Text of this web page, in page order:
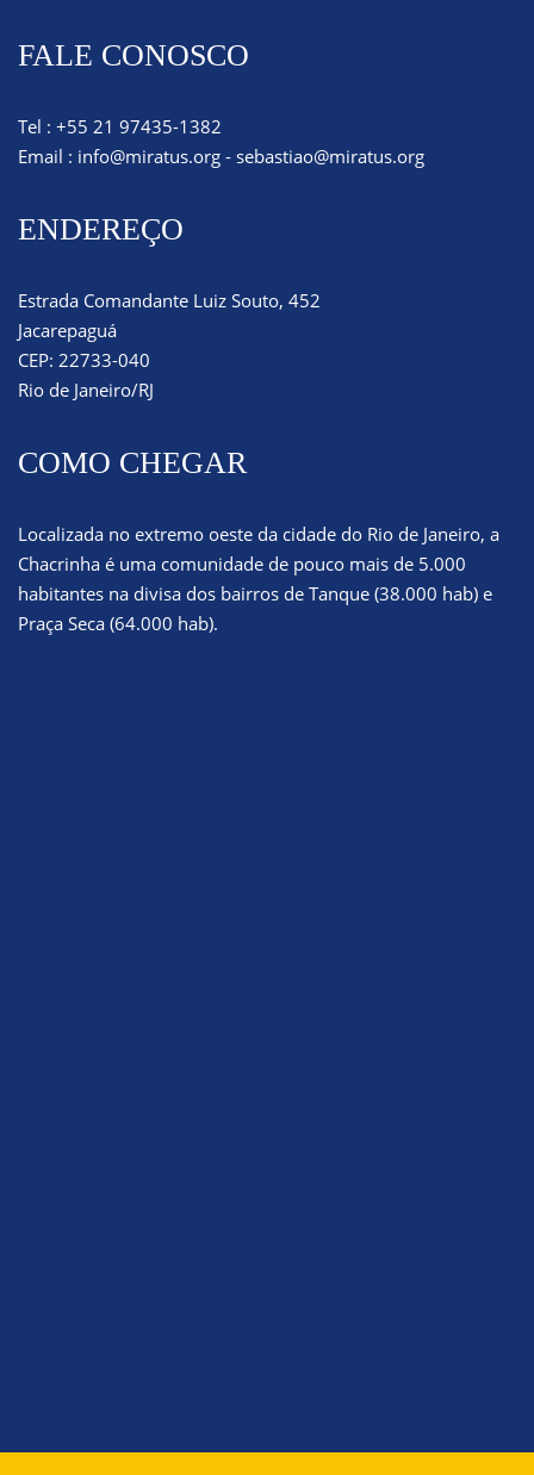
FALE CONOSCO
Tel : +55 21 97435-1382
Email : info@miratus.org - sebastiao@miratus.org
ENDEREÇO
Estrada Comandante Luiz Souto, 452
Jacarepaguá
CEP: 22733-040
Rio de Janeiro/RJ
COMO CHEGAR
Localizada no extremo oeste da cidade do Rio de Janeiro, a
Chacrinha é uma comunidade de pouco mais de 5.000
habitantes na divisa dos bairros de Tanque (38.000 hab) e
Praça Seca (64.000 hab).